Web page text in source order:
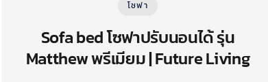
โซฟา
Sofa bed โซฟาปรับนอนได้ รุ่น
Matthew พรีเมียม | Future Living